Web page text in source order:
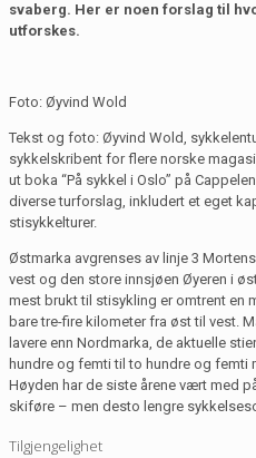
svaberg. Her er noen forslag til
utforskes.
Foto: Øyvind Wold
Tekst og foto: Øyvind Wold,
sykkelskribent for flere norske
ut boka “På sykkel i Oslo” på
diverse turforslag, inkludert et eget
stisykkelturer.
Østmarka avgrenses av linje 3
vest og den store innsjøen Øyeren i
mest brukt til stisykling er omtrent en
bare tre-fire kilometer fra øst til vest.
lavere enn Nordmarka, de aktuelle
hundre og femti til to hundre og femti
Høyden har de siste årene vært med
skiføre – men desto lengre
Tilgjengelighet